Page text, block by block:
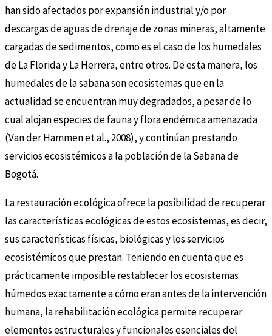
han sido afectados por expansión industrial y/o por
descargas de aguas de drenaje de zonas mineras, altamente
cargadas de sedimentos, como es el caso de los humedales
de La Florida y La Herrera, entre otros. De esta manera, los
humedales de la sabana son ecosistemas que en la
actualidad se encuentran muy degradados, a pesar de lo
cual alojan especies de fauna y flora endémica amenazada
(Van der Hammen et al., 2008), y continúan prestando
servicios ecosistémicos a la población de la Sabana de
Bogotá.
La restauración ecológica ofrece la posibilidad de recuperar
las características ecológicas de estos ecosistemas, es decir,
sus características físicas, biológicas y los servicios
ecosistémicos que prestan. Teniendo en cuenta que es
prácticamente imposible restablecer los ecosistemas
húmedos exactamente a cómo eran antes de la intervención
humana, la rehabilitación ecológica permite recuperar
elementos estructurales y funcionales esenciales del